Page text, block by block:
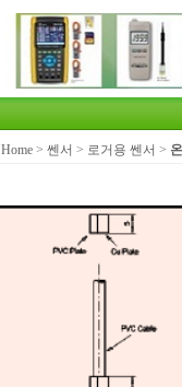
Home> 쎈서 > 로거용 쎈서 >